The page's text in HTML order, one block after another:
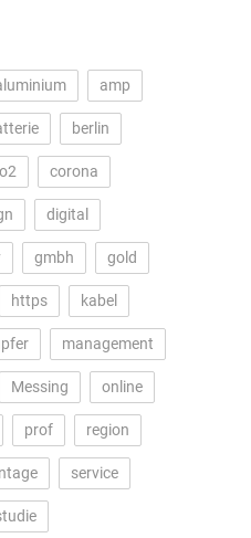
amp
berlin
corona
digital
gmbh gold
https kabel
management
Messing online
prof region
service